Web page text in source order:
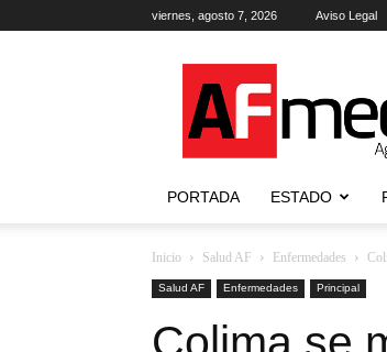
viernes, agosto 7, 2026 Aviso Legal
Agencia
de
PORTADA ESTADO
Inicio Salud AF Enfermedades
Salud AF Enfermedades Principal